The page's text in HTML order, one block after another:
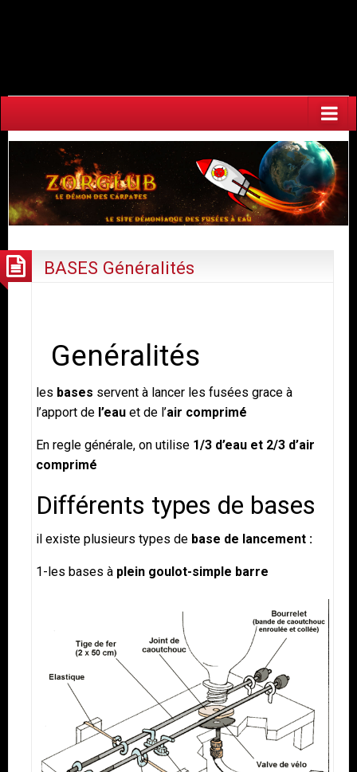
BASES Généralités
Genéralités
les bases servent à lancer les fusées grace à
l’apport de l’eau et de l’air comprimé
En regle générale, on utilise 1/3 d’eau et 2/3 d’air
comprimé
Différents types de bases
il existe plusieurs types de base de lancement :
1-les bases à plein goulot-simple barre